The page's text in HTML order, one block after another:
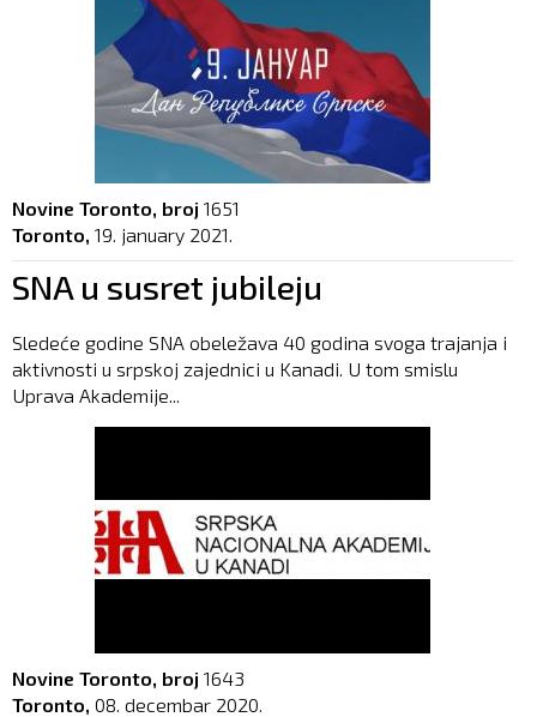
Novine Toronto, broj 1651
Toronto, 19. january 2021.
SNA u susret jubileju
Sledeće godine SNA obeležava 40 godina svoga trajanja i
aktivnosti u srpskoj zajednici u Kanadi. U tom smislu
Uprava Akademije...
Novine Toronto, broj 1643
Toronto, 08. decembar 2020.